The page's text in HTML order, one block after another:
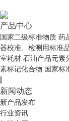
产品中心
国家二级标准物质 药
器校准、检测用标准
室耗材 石油产品元素
素标记化合物 国家标
|
新闻动态
新产品发布
行业资讯